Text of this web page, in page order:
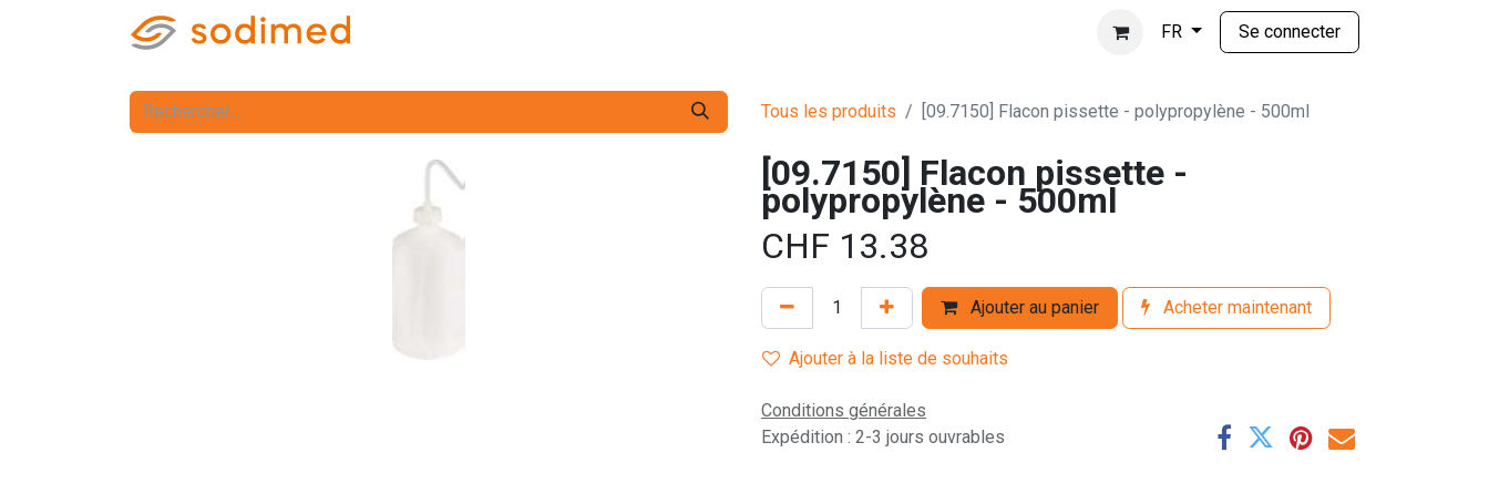
FR Se connecter
Tous les produits [09.7150] Flacon pissette - polypropylène - 500ml
[09.7150] Flacon pissette -
polypropylène - 500ml
CHF 13.38
Ajouter au panier Acheter maintenant
Ajouter à la liste de souhaits
Conditions générales
Expédition : 2-3 jours ouvrables